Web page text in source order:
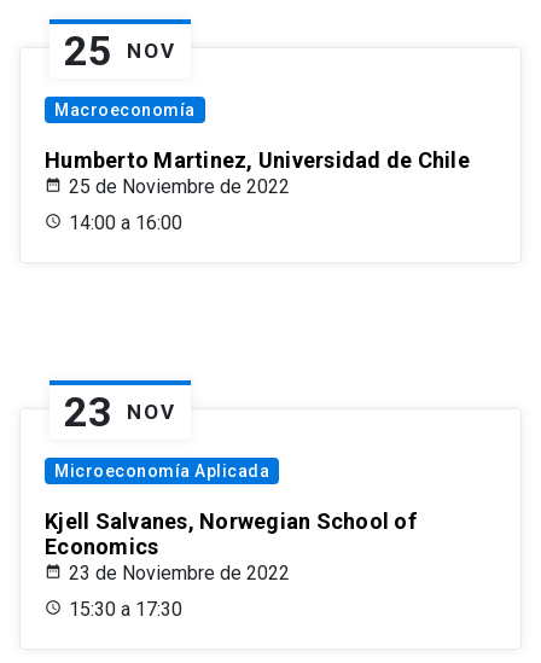
25 NOV
Macroeconomía
Humberto Martinez, Universidad de Chile
25 de Noviembre de 2022
14:00 a 16:00
23 NOV
Microeconomía Aplicada
Kjell Salvanes, Norwegian School of
Economics
23 de Noviembre de 2022
15:30 a 17:30